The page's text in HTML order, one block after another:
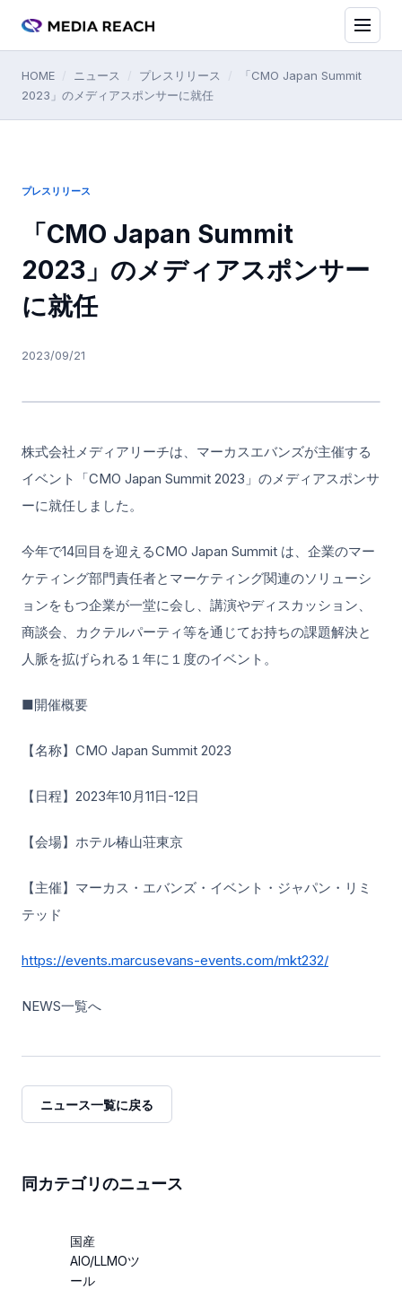
HOME ニュース プレスリリース
「CMO Japan Summit
2023」のメディアスポンサーに就任
プレスリリース
「CMO Japan Summit
2023」のメディアスポンサー
に就任
2023/09/21
株式会社メディアリーチは、マーカスエバンズが主催する
イベント「CMO Japan Summit 2023」のメディアスポンサ
ーに就任しました。
今年で14回目を迎えるCMO Japan Summit は、企業のマー
ケティング部門責任者とマーケティング関連のソリューシ
ョンをもつ企業が一堂に会し、講演やディスカッション、
商談会、カクテルパーティ等を通じてお持ちの課題解決と
人脈を拡げられる１年に１度のイベント。
■開催概要
【名称】CMO Japan Summit 2023
【日程】2023年10月11日-12日
【会場】ホテル椿山荘東京
【主催】マーカス・エバンズ・イベント・ジャパン・リミ
テッド
https://events.marcusevans-events.com/mkt232/
NEWS一覧へ
ニュース一覧に戻る
同カテゴリのニュース
国産
AIO/LLMOツ
ール